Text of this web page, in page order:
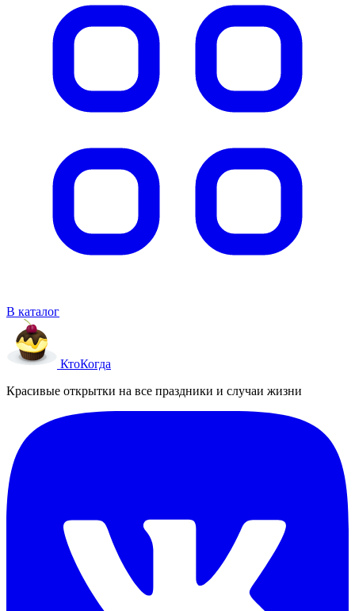
В каталог
КтоКогда
Красивые открытки на все праздники и случаи жизни